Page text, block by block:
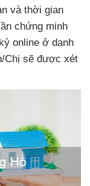
và thời gian
chứng minh
online ở danh
Chị sẽ được xét